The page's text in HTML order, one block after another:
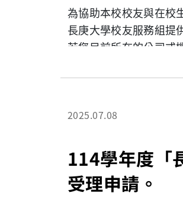
為協助本校校友與在校
長庚大學校友服務組提
若您目前所在的公司或
我們將協助您刊登於校
2025.07.08
114學年度「
受理申請。